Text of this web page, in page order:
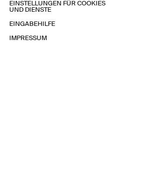
EINSTELLUNGEN FÜR COOKIES
UND DIENSTE
EINGABEHILFE
IMPRESSUM